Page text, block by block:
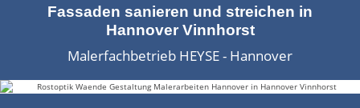
Stellenangebot: Backoffice Manager/in
Altbausanierung
Fassaden sanieren und streichen in
Hannover Vinnhorst
Malerfachbetrieb HEYSE - Hannover